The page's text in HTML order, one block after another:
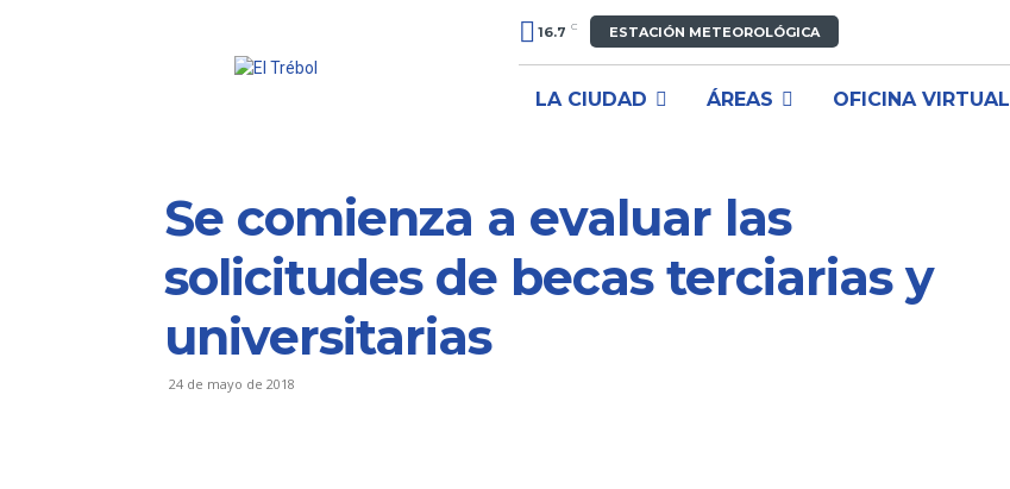
16.7 C ESTACIÓN METEOROLÓGICA
LA CIUDAD ÁREAS OFICINA VIRTUAL
Se comienza a evaluar las
solicitudes de becas terciarias y
universitarias
24 de mayo de 2018